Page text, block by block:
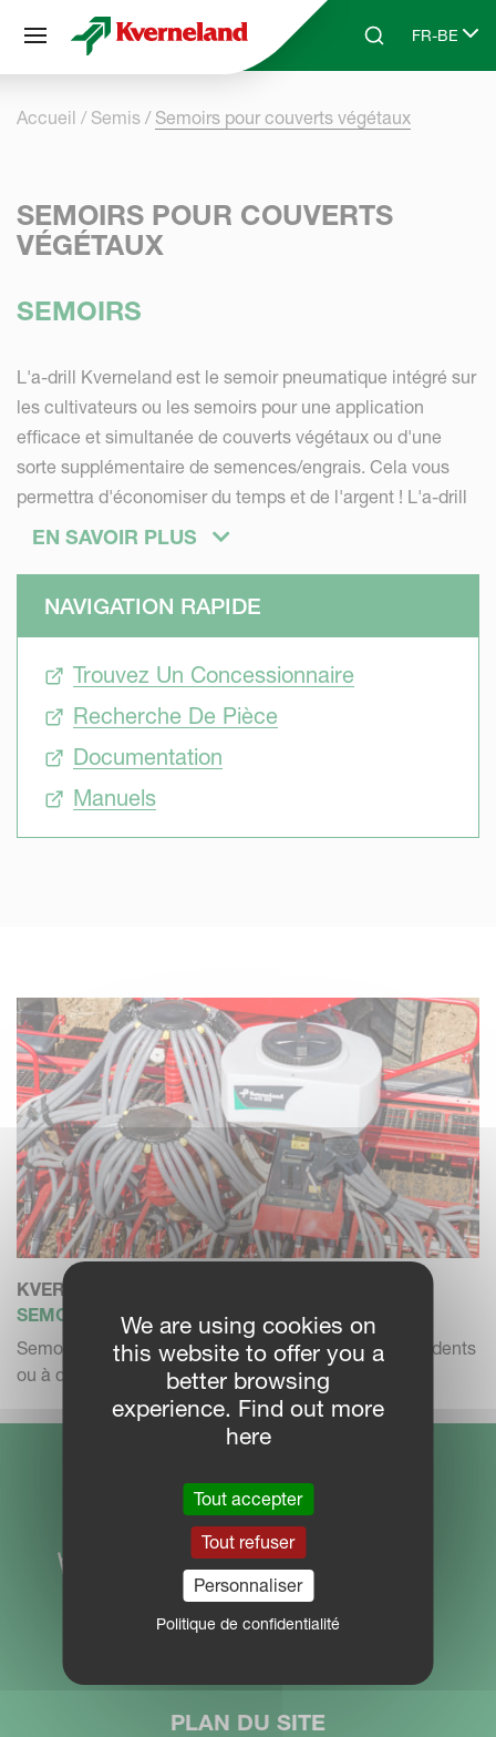
Skip to main content
SearchFR-BE
Select
Accueil Semis Semoirs pour couverts végétaux
SEMOIRS POUR COUVERTS
VÉGÉTAUX
SEMOIRS
L'a-drill Kverneland est le semoir pneumatique intégré sur
les cultivateurs ou les semoirs pour une application
efficace et simultanée de couverts végétaux ou d'une
sorte supplémentaire de semences/engrais. Cela vous
permettra d'économiser du temps et de l'argent ! L'a-drill
200 sera utilisé pour des tailles de semences plutôt
EN SAVOIR PLUS
NAVIGATION RAPIDE
Trouvez Un Concessionnaire
Recherche De Pièce
Documentation
Manuels
KVERNELAND A-DRILL
SEMOIR POUR COUVERTS VÉGÉTAUX
Semoir pneumatique intégré sur les déchaumeurs à dents
ou à disques po...
PLAN DU SITE
Panneau de gestion des cookies
We are using cookies on
this website to offer you a
better browsing
experience. Find out more
here
Tout accepter
Tout refuser
Personnaliser
Politique de confidentialité